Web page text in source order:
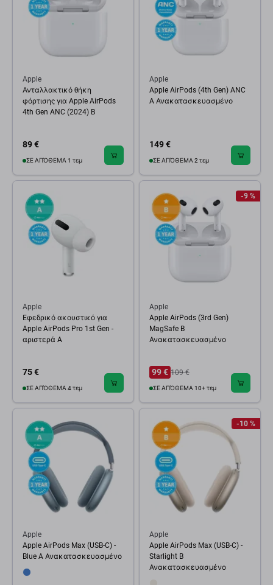
Apple
Ανταλλακτικό θήκη
φόρτισης για Apple AirPods
4th Gen ANC (2024) B
89 €
ΣΕ ΑΠΌΘΕΜΑ 1 τεμ
Apple
Apple AirPods (4th Gen) ANC
A Ανακατασκευασμένο
149 €
ΣΕ ΑΠΌΘΕΜΑ 2 τεμ
Apple
Εφεδρικό ακουστικό για
Apple AirPods Pro 1st Gen -
αριστερά A
75 €
ΣΕ ΑΠΌΘΕΜΑ 4 τεμ
-9 %
Apple
Apple AirPods (3rd Gen)
MagSafe B
Ανακατασκευασμένο
99 € 109 €
ΣΕ ΑΠΌΘΕΜΑ 10+ τεμ
Apple
Apple AirPods Max (USB-C) -
Blue A Ανακατασκευασμένο
-10 %
Apple
Apple AirPods Max (USB-C) -
Starlight B
Ανακατασκευασμένο